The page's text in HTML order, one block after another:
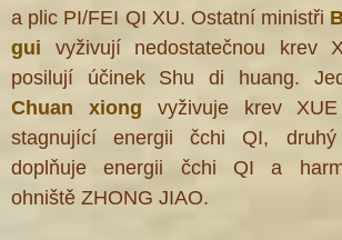
a plic PI/FEI QI XU. Ostatní ministři
gui vyživují nedostatečnou krev
posilují účinek Shu di huang.
Chuan xiong vyživuje krev
stagnující energii čchi QI, druhý
doplňuje energii čchi QI a
ohniště ZHONG JIAO.